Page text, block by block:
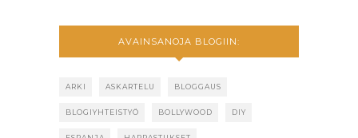
AVAINSANOJA BLOGIIN:
ARKI ASKARTELU BLOGGAUS
BLOGIYHTEISTYÖ BOLLYWOOD DIY